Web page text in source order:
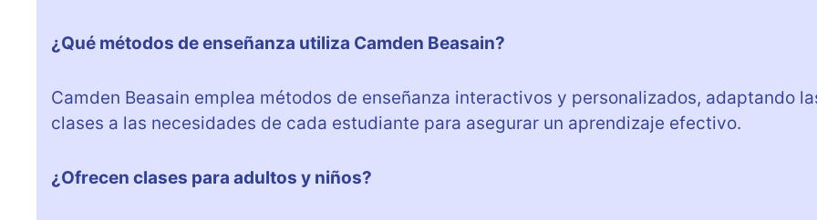
¿Qué métodos de enseñanza utiliza Camden Beasain?
Camden Beasain emplea métodos de enseñanza interactivos y personalizados, adaptando
clases a las necesidades de cada estudiante para asegurar un aprendizaje efectivo.
¿Ofrecen clases para adultos y niños?